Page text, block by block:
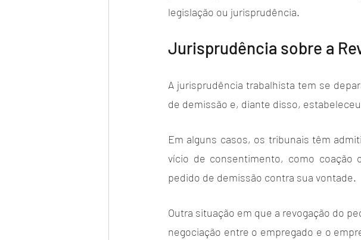
legislação ou jurisprudência.
Jurisprudência sobre a
A jurisprudência trabalhista tem se
de demissão e, diante disso,
Em alguns casos, os tribunais têm
vício de consentimento, como coação
pedido de demissão contra sua vontade.
Outra situação em que a revogação do
negociação entre o empregado e o